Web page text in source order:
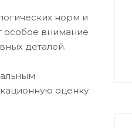
норм и
особое внимание
деталей.
оценку